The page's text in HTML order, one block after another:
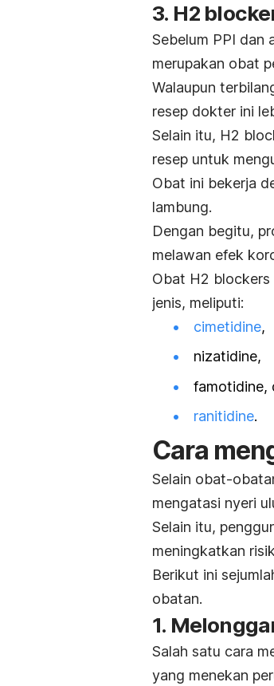
3. H2
Sebelum PPI dan
merupakan obat
Walaupun
resep dokter ini
Selain itu, H2
resep untuk
Obat ini bekerja
lambung.
Dengan begitu,
melawan efek
Obat H2 blockers
jenis, meliputi:
cimetidine,
nizatidine,
famotidine,
ranitidine.
Cara
Selain obat-
mengatasi nyeri
Selain itu,
meningkatkan
Berikut ini
obatan.
1.
Salah satu cara
yang menekan